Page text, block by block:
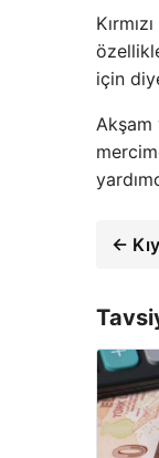
için
Akşam
←